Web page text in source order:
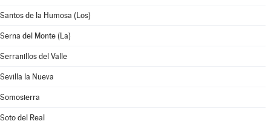
Santos de la Humosa (Los)
Serna del Monte (La)
Serranillos del Valle
Sevilla la Nueva
Somosierra
Soto del Real